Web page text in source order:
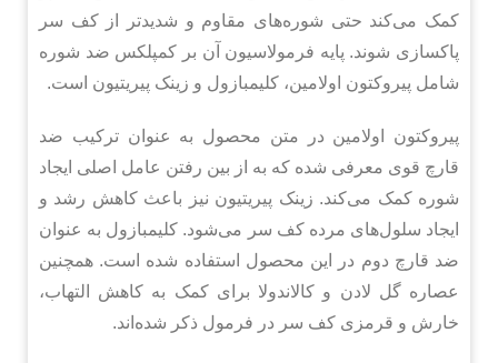
کمک می‌کند حتی شوره‌های مقاوم و شدیدتر از کف سر
پاکسازی شوند. پایه فرمولاسیون آن بر کمپلکس ضد شوره
شامل پیروکتون اولامین، کلیمبازول و زینک پیریتیون است.
پیروکتون اولامین در متن محصول به عنوان ترکیب ضد
قارچ قوی معرفی شده که به از بین رفتن عامل اصلی ایجاد
شوره کمک می‌کند. زینک پیریتیون نیز باعث کاهش رشد و
ایجاد سلول‌های مرده کف سر می‌شود. کلیمبازول به عنوان
ضد قارچ دوم در این محصول استفاده شده است. همچنین
عصاره گل لادن و کالاندولا برای کمک به کاهش التهاب،
خارش و قرمزی کف سر در فرمول ذکر شده‌اند.